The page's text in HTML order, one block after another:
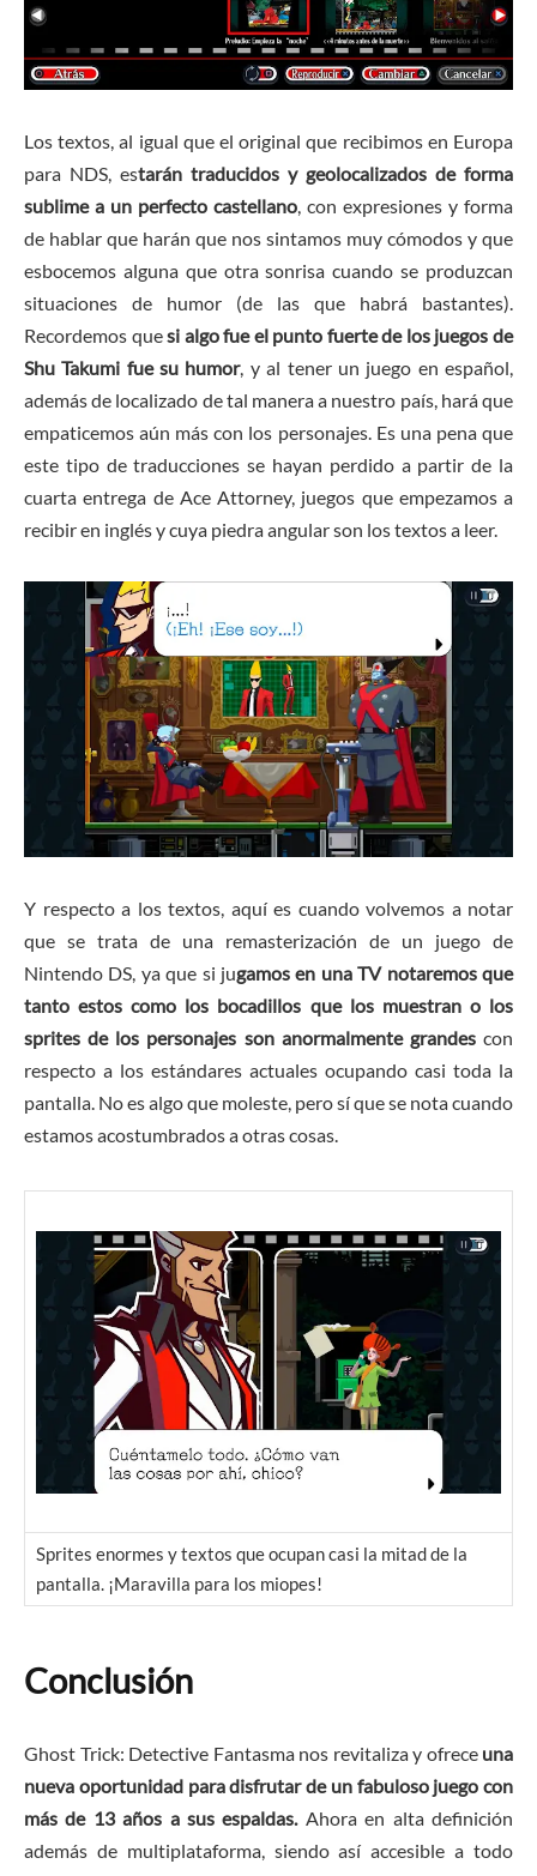
Los textos, al igual que el original que recibimos en Europa
para NDS, estarán traducidos y geolocalizados de forma
sublime a un perfecto castellano, con expresiones y forma
de hablar que harán que nos sintamos muy cómodos y que
esbocemos alguna que otra sonrisa cuando se produzcan
situaciones de humor (de las que habrá bastantes).
Recordemos quesi algo fue el punto fuerte de los juegos de
Shu Takumi fue su humor, y al tener un juego en español,
además de localizado de tal manera a nuestro país, hará que
empaticemos aún más con los personajes. Es una pena que
este tipo de traducciones se hayan perdido a partir de la
cuarta entrega de Ace Attorney, juegos que empezamos a
recibir en inglés y cuya piedra angular son los textos a leer.
Y respecto a los textos, aquí es cuando volvemos a notar
que se trata de una remasterización de un juego de
Nintendo DS, ya que si jugamos en una TV notaremos que
tanto estos como los bocadillos que los muestran o los
sprites de los personajes son anormalmente grandescon
respecto a los estándares actuales ocupando casi toda la
pantalla. No es algo que moleste, pero sí que se nota cuando
estamos acostumbrados a otras cosas.
Sprites enormes y textos que ocupan casi la mitad de la
pantalla. ¡Maravilla para los miopes!
Conclusión
Ghost Trick: Detective Fantasma nos revitaliza y ofrece una
nueva oportunidad para disfrutar de un fabuloso juego con
más de 13 años a sus espaldas. Ahora en alta definición
además de multiplataforma, siendo así accesible a todo